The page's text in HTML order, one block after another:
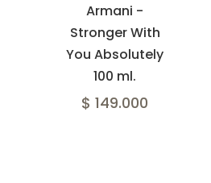
Armani -
Stronger With
You Absolutely
100 ml.
$ 149.000